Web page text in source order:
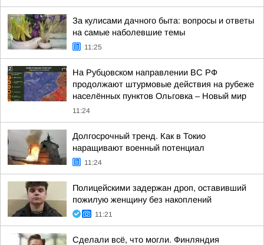
За кулисами дачного быта: вопросы и ответы
на самые наболевшие темы
11:25
На Рубцовском направлении ВС РФ
продолжают штурмовые действия на рубеже
населённых пунктов Ольговка – Новый мир
11:24
Долгосрочный тренд. Как в Токио
наращивают военный потенциал
11:24
Полицейскими задержан дроп, оставивший
пожилую женщину без накоплений
11:21
Сделали всё, что могли. Финляндия